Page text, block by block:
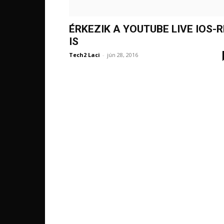
ÉRKEZIK A YOUTUBE LIVE IOS-
IS
Tech2 Laci - jún 28, 2016